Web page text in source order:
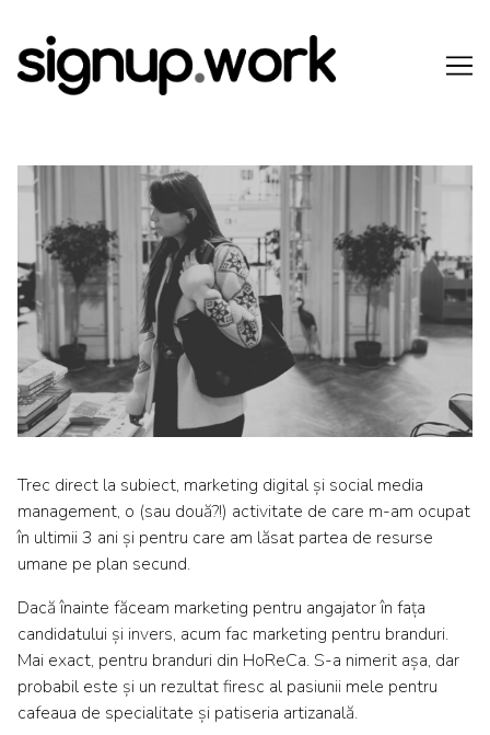
Content
Trec direct la subiect, marketing digital și social media
management, o (sau două?!) activitate de care m-am ocupat
în ultimii 3 ani și pentru care am lăsat partea de resurse
umane pe plan secund.
Dacă înainte făceam marketing pentru angajator în fața
candidatului și invers, acum fac marketing pentru branduri.
Mai exact, pentru branduri din HoReCa. S-a nimerit așa, dar
probabil este și un rezultat firesc al pasiunii mele pentru
cafeaua de specialitate și patiseria artizanală.